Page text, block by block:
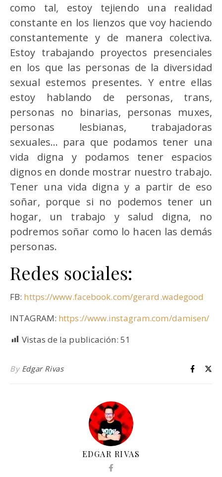
como tal, estoy tejiendo una realidad
constante en los lienzos que voy haciendo
constantemente y de manera colectiva.
Estoy trabajando proyectos presenciales
en los que las personas de la diversidad
sexual estemos presentes. Y entre ellas
estoy hablando de personas, trans,
personas no binarias, personas muxes,
personas lesbianas, trabajadoras
sexuales… para que podamos tener una
vida digna y podamos tener espacios
dignos en donde mostrar nuestro trabajo.
Tener una vida digna y a partir de eso
soñar, porque si no podemos tener un
hogar, un trabajo y salud digna, no
podremos soñar como lo hacen las demás
personas.
Redes sociales:
FB: https://www.facebook.com/gerard.wadegood
INTAGRAM: https://www.instagram.com/damisen/
Vistas de la publicación: 51
By Edgar Rivas
EDGAR RIVAS